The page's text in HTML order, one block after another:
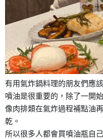
有用氣炸鍋料理的朋友們應
噴油是很重要的， 除了一開
像肉排類在氣炸過程補點油
乾。
所以很多人都會買噴油瓶自